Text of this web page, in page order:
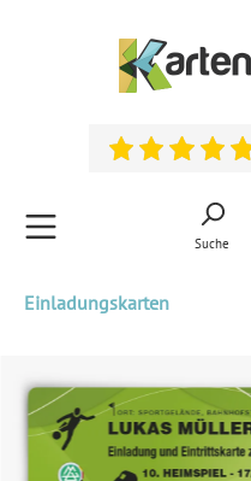
Suche
Einladungskarten